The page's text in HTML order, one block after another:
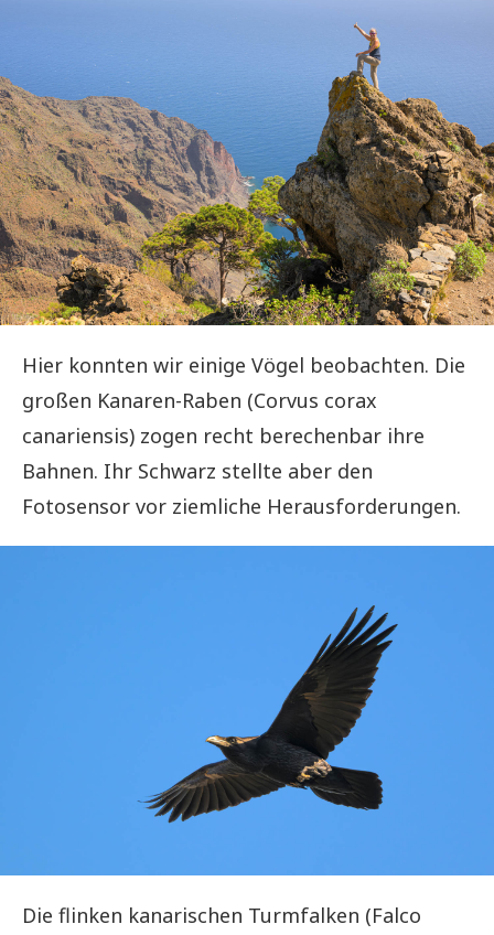
Hier konnten wir einige Vögel beobachten. Die
großen Kanaren-Raben (Corvus corax
canariensis) zogen recht berechenbar ihre
Bahnen. Ihr Schwarz stellte aber den
Fotosensor vor ziemliche Herausforderungen.
Die flinken kanarischen Turmfalken (Falco